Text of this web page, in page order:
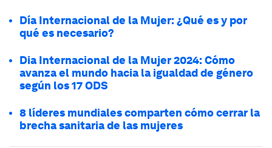
Día Internacional de la Mujer: ¿Qué es y por
qué es necesario?
Dia Internacional de la Mujer 2024: Cómo
avanza el mundo hacia la igualdad de género
según los 17 ODS
8 líderes mundiales comparten cómo cerrar la
brecha sanitaria de las mujeres